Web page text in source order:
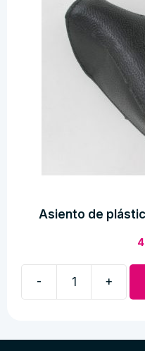
Asiento de
- +